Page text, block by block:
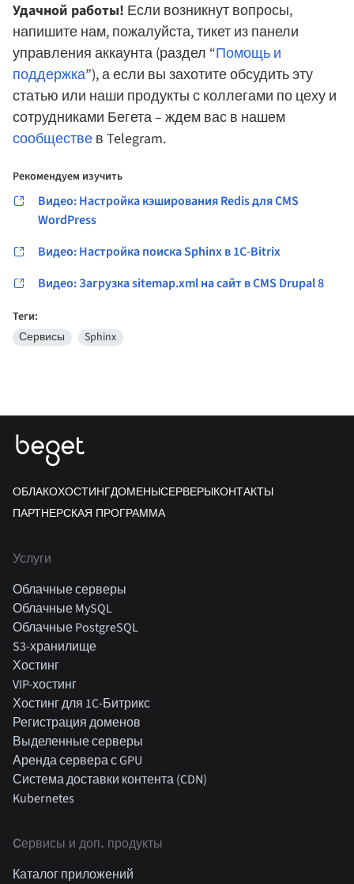
Удачной работы! Если возникнут вопросы,
напишите нам, пожалуйста, тикет из панели
управления аккаунта (раздел “Помощь и
поддержка”), а если вы захотите обсудить эту
статью или наши продукты с коллегами по цеху и
сотрудниками Бегета – ждем вас в нашем
сообществе в Telegram.
Рекомендуем изучить
Видео: Настройка кэширования Redis для CMS
WordPress
Видео: Настройка поиска Sphinx в 1С-Bitrix
Видео: Загрузка sitemap.xml на сайт в CMS Drupal 8
Теги:
Сервисы
Sphinx
ОБЛАКОХОСТИНГДОМЕНЫСЕРВЕРЫКОНТАКТЫ
ПАРТНЕРСКАЯ ПРОГРАММА
Услуги
Облачные серверы
Облачные MySQL
Облачные PostgreSQL
S3-хранилище
Хостинг
VIP-хостинг
Хостинг для 1C-Битрикс
Регистрация доменов
Выделенные серверы
Аренда сервера с GPU
Система доставки контента (CDN)
Kubernetes
Cервисы и доп. продукты
Каталог приложений